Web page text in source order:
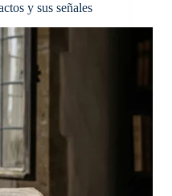
y sus señales